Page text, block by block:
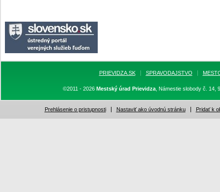
PRIEVIDZA.SK SPRAVODAJSTVO
©2011 - 2026 Mestský úrad Prievidza, Námestie slobody č. 14,
Prehlásenie o pristupnosti Nastaviť ako úvodnú stránku Pridať k